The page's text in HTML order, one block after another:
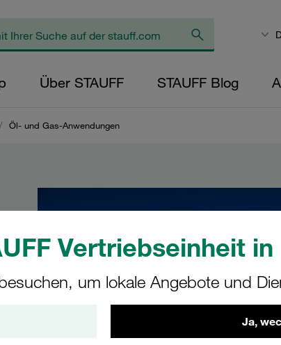
Vertriebseinheit
um lokale Angebote und
Ja,
Über STAUFF STAUFF Blog
/ Öl- und Gas-Anwendungen